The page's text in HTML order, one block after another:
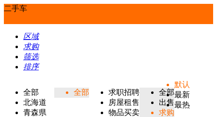
二手车
区域
求购
筛选
排序
全部
北海道
青森県
全部
求职招聘
房屋租售
物品买卖
全部
出售
求购
默认
最新
最热